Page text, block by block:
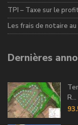
TPI – Taxe sur le
Les frais de notaire au
Dernières
R...